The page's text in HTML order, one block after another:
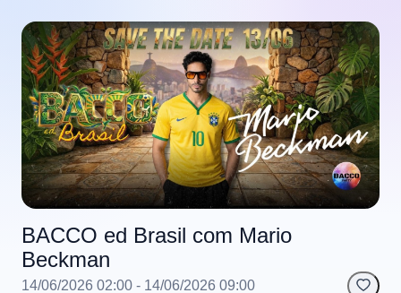
BACCO ed Brasil com Mario
Beckman
14/06/2026 02:00 - 14/06/2026 09:00